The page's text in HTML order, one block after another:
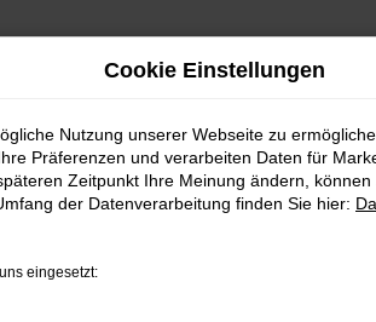
Fahrzeugmarkt
Cookie Einstellungen
Nutzung unserer Webseite zu
Präferenzen und verarbeiten Daten für
Zeitpunkt Ihre Meinung ändern,
der Datenverarbeitung finden Sie hier:
eingesetzt: